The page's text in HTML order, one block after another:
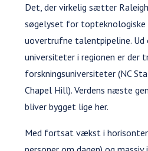
Det, der virkelig sætter
søgelyset for topteknologiske
uovertrufne talentpipeline. Ud
universiteter i regionen er der
forskningsuniversiteter (NC
Chapel Hill). Verdens næste
bliver bygget lige her.
Med fortsat vækst i